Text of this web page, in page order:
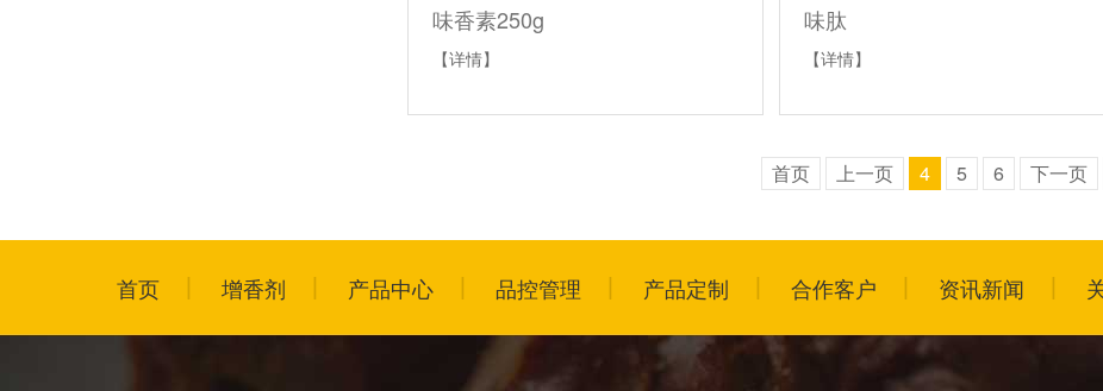
味香素250g
【详情】
味肽
【详情】
首页 上一页 4 5 6 下一页
首页 增香剂 产品中心 品控管理 产品定制 合作客户 资讯新闻